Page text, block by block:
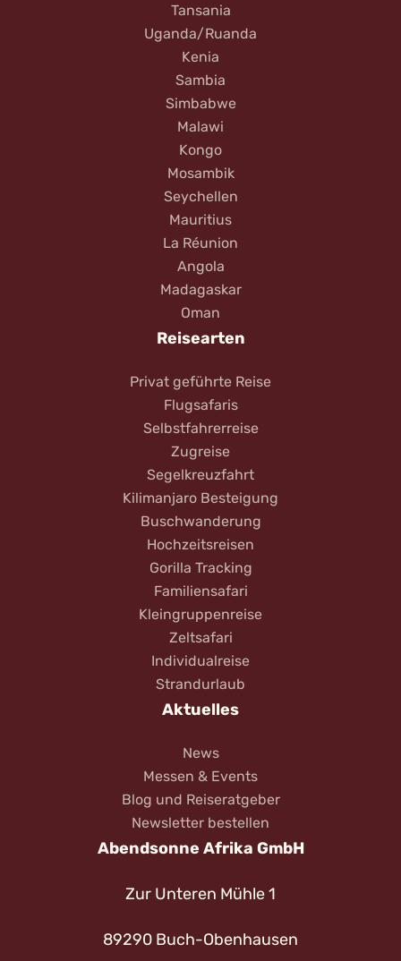
Tansania
Uganda/Ruanda
Kenia
Sambia
Simbabwe
Malawi
Kongo
Mosambik
Seychellen
Mauritius
La Réunion
Angola
Madagaskar
Oman
Reisearten
Privat geführte Reise
Flugsafaris
Selbstfahrerreise
Zugreise
Segelkreuzfahrt
Kilimanjaro Besteigung
Buschwanderung
Hochzeitsreisen
Gorilla Tracking
Familiensafari
Kleingruppenreise
Zeltsafari
Individualreise
Strandurlaub
Aktuelles
News
Messen & Events
Blog und Reiseratgeber
Newsletter bestellen
Abendsonne Afrika GmbH
Zur Unteren Mühle 1
89290 Buch-Obenhausen